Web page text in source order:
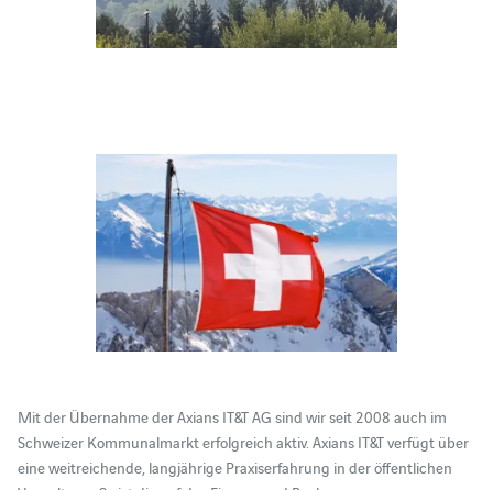
Mit der Übernahme der Axians IT&T AG sind wir seit 2008 auch im
Schweizer Kommunalmarkt erfolgreich aktiv. Axians IT&T verfügt über
eine weitreichende, langjährige Praxiserfahrung in der öffentlichen